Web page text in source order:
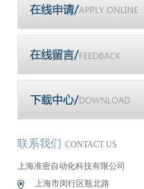
联系我们 CONTACT US
上海准密自动化科技有限公司
上海市闵行区瓶北路